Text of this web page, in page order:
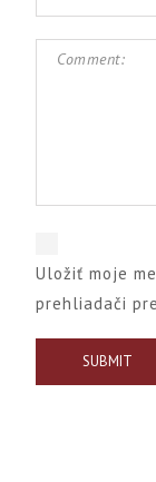
Uložiť moje
prehliadači